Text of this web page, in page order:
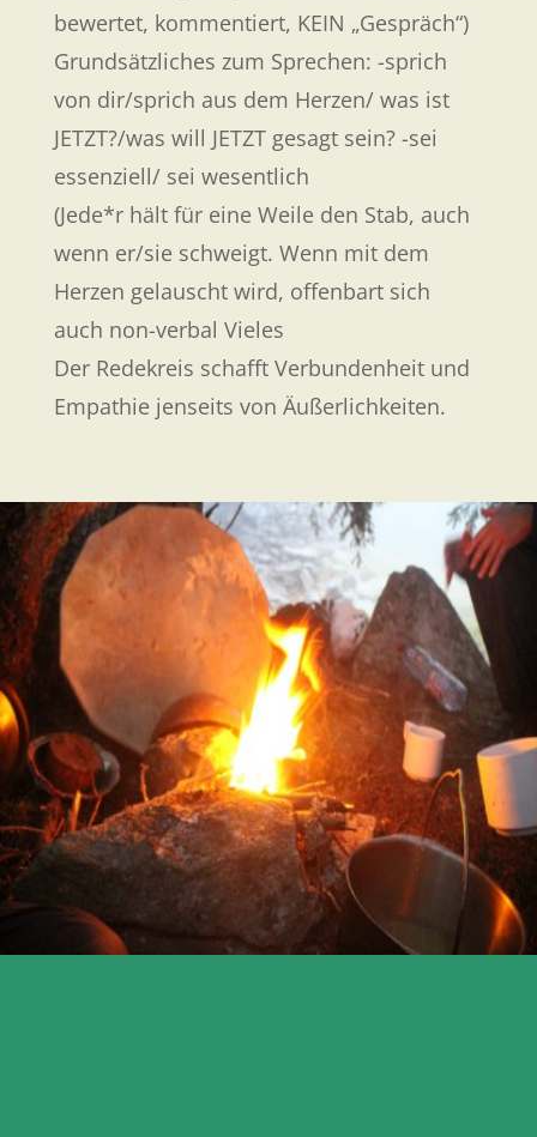
bewertet, kommentiert, KEIN „Gespräch“)
Grundsätzliches zum Sprechen: -sprich
von dir/sprich aus dem Herzen/ was ist
JETZT?/was will JETZT gesagt sein? -sei
essenziell/ sei wesentlich
(Jede*r hält für eine Weile den Stab, auch
wenn er/sie schweigt. Wenn mit dem
Herzen gelauscht wird, offenbart sich
auch non-verbal Vieles
Der Redekreis schafft Verbundenheit und
Empathie jenseits von Äußerlichkeiten.